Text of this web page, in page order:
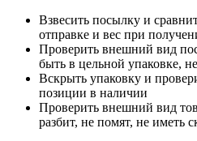
Взвесить посылку и
отправке и вес при
Проверить внешний вид
быть в цельной упаковке,
Вскрыть упаковку и
позиции в наличии
Проверить внешний вид
разбит, не помят, не иметь